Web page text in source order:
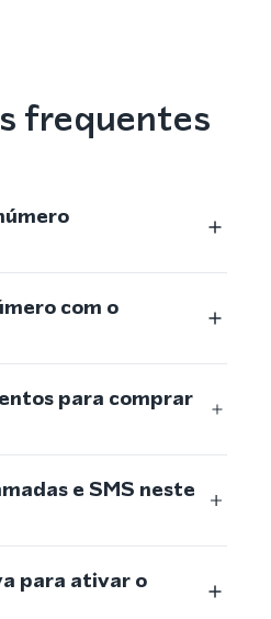
frequentes
com o
para comprar
e SMS neste
para ativar o